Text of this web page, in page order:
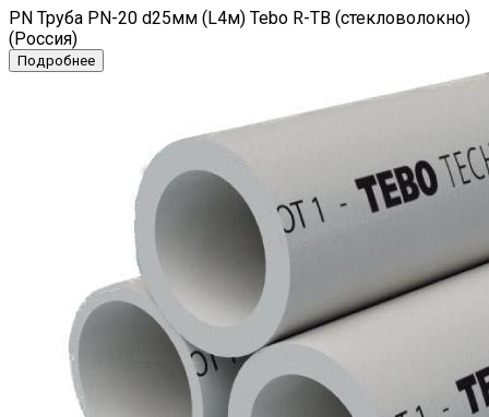
PN Труба PN-20 d25мм (L4м) Tebo R-TB (стекловолокно)
(Россия)